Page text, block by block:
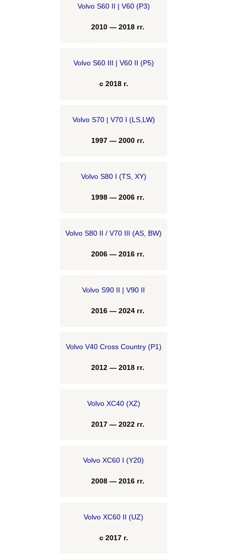
Volvo S60 II | V60 (P3)
2010 — 2018 гг.
Volvo S60 III | V60 II (P5)
с 2018 г.
Volvo S70 | V70 I (LS,LW)
1997 — 2000 гг.
Volvo S80 I (TS, XY)
1998 — 2006 гг.
Volvo S80 II / V70 III (AS, BW)
2006 — 2016 гг.
Volvo S90 II | V90 II
2016 — 2024 гг.
Volvo V40 Cross Country (P1)
2012 — 2018 гг.
Volvo XC40 (XZ)
2017 — 2022 гг.
Volvo XC60 I (Y20)
2008 — 2016 гг.
Volvo XC60 II (UZ)
с 2017 г.